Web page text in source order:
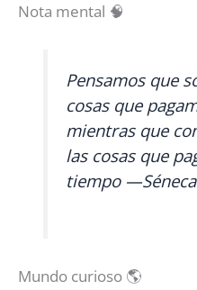
Nota mental 🧠
Pensamos que
cosas que
mientras que
las cosas que
tiempo —Séneca
Mundo curioso 🌎